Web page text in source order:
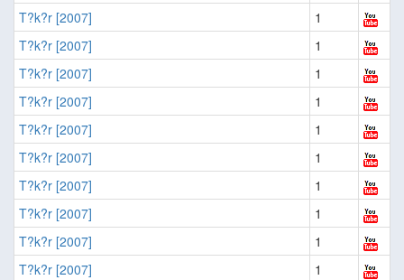
T?k?r [2007]
1
T?k?r [2007]
1
T?k?r [2007]
1
T?k?r [2007]
1
T?k?r [2007]
1
T?k?r [2007]
1
T?k?r [2007]
1
T?k?r [2007]
1
T?k?r [2007]
1
T?k?r [2007]
1